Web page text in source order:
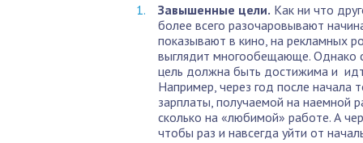
Завышенные цели. Как ни что
более всего разочаровывают
показывают в кино, на рекламных
выглядит многообещающе. Однако
цель должна быть достижима и
Например, через год после начала
зарплаты, получаемой на наемной
сколько на «любимой» работе. А
чтобы раз и навсегда уйти от